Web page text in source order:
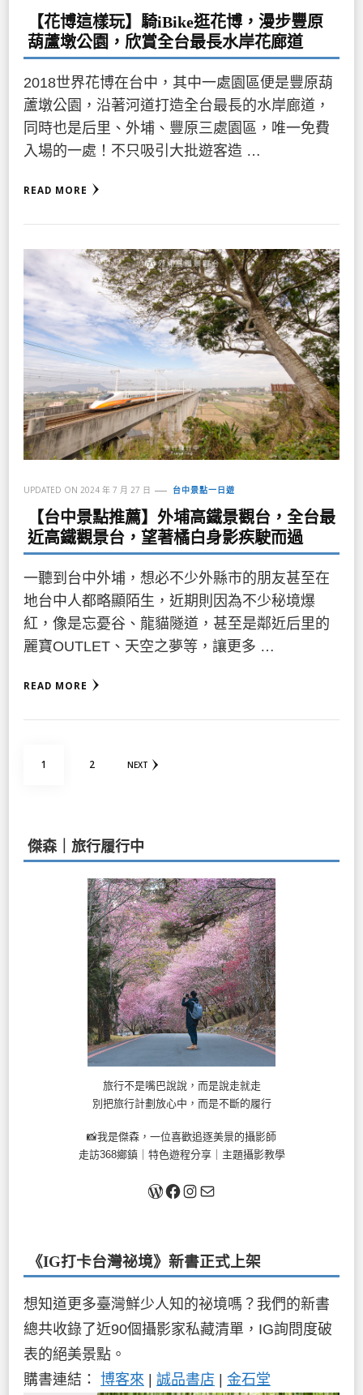
【花博這樣玩】騎iBike逛花博，漫步豐原
葫蘆墩公園，欣賞全台最長水岸花廊道
2018世界花博在台中，其中一處園區便是豐原葫
蘆墩公園，沿著河道打造全台最長的水岸廊道，
同時也是后里、外埔、豐原三處園區，唯一免費
入場的一處！不只吸引大批遊客造 …
READ MORE
UPDATED ON 2024 年 7 月 27 日 台中景點一日遊
【台中景點推薦】外埔高鐵景觀台，全台最
近高鐵觀景台，望著橘白身影疾駛而過
一聽到台中外埔，想必不少外縣市的朋友甚至在
地台中人都略顯陌生，近期則因為不少秘境爆
紅，像是忘憂谷、龍貓隧道，甚至是鄰近后里的
麗寶OUTLET、天空之夢等，讓更多 …
READ MORE
PAGE
1 PAGE
2 NEXT
傑森｜旅行履行中
旅行不是嘴巴說說，而是說走就走
別把旅行計劃放心中，而是不斷的履行
📸我是傑森，一位喜歡追逐美景的攝影師
走訪368鄉鎮｜特色遊程分享｜主題攝影教學
關於我Facebook
Instagram
《IG打卡台灣祕境》新書正式上架
想知道更多臺灣鮮少人知的祕境嗎？我們的新書
總共收錄了近90個攝影家私藏清單，IG詢問度破
表的絕美景點。
購書連結： 博客來 | 誠品書店 | 金石堂